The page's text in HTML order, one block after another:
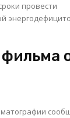
провести